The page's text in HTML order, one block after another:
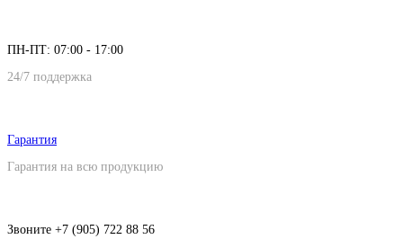
ПН-ПТ: 07:00 - 17:00
24/7 поддержка
Гарантия
Гарантия на всю продукцию
Звоните +7 (905) 722 88 56